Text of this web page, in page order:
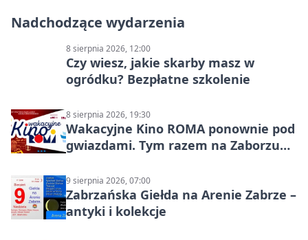
Nadchodzące wydarzenia
8 sierpnia 2026, 12:00
Czy wiesz, jakie skarby masz w
ogródku? Bezpłatne szkolenie
8 sierpnia 2026, 19:30
Wakacyjne Kino ROMA ponownie pod
gwiazdami. Tym razem na Zaborzu
9 sierpnia 2026, 07:00
Zabrzańska Giełda na Arenie Zabrze –
antyki i kolekcje